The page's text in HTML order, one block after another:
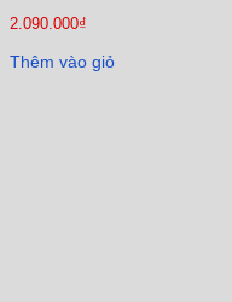
2.090.000₫
Thêm vào giỏ